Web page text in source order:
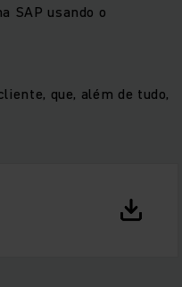
SAP usando o
que, além de tudo,